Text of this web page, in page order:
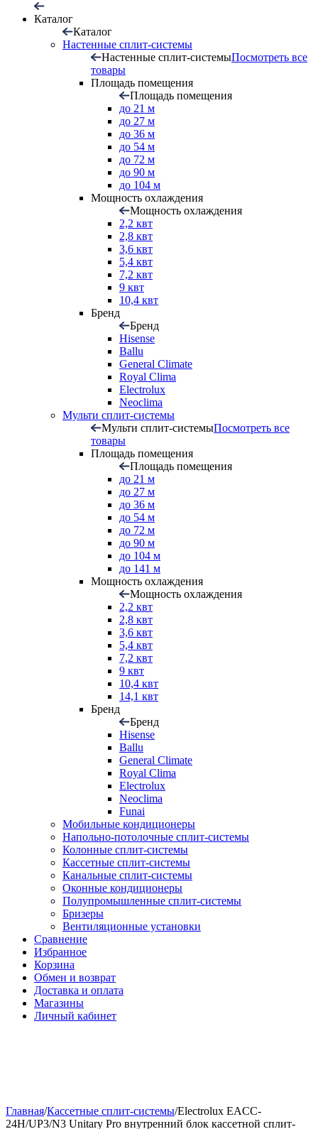
Каталог
Каталог
Настенные сплит-системы
Настенные сплит-системыПосмотреть все
товары
Площадь помещения
Площадь помещения
до 21 м
до 27 м
до 36 м
до 54 м
до 72 м
до 90 м
до 104 м
Мощность охлаждения
Мощность охлаждения
2,2 квт
2,8 квт
3,6 квт
5,4 квт
7,2 квт
9 квт
10,4 квт
Бренд
Бренд
Hisense
Ballu
General Climate
Royal Clima
Electrolux
Neoclima
Мульти сплит-системы
Мульти сплит-системыПосмотреть все
товары
Площадь помещения
Площадь помещения
до 21 м
до 27 м
до 36 м
до 54 м
до 72 м
до 90 м
до 104 м
до 141 м
Мощность охлаждения
Мощность охлаждения
2,2 квт
2,8 квт
3,6 квт
5,4 квт
7,2 квт
9 квт
10,4 квт
14,1 квт
Бренд
Бренд
Hisense
Ballu
General Climate
Royal Clima
Electrolux
Neoclima
Funai
Мобильные кондиционеры
Напольно-потолоч​ные ​сплит-системы
Колонные ​​сплит-системы
Кассетные сплит-системы
Канальные сплит-системы
Оконные кондиционеры
Полупромышленные сплит-системы
Бризеры
Вентиляционные установки
Сравнение
Избранное
Корзина
Обмен и возврат
Доставка и оплата
Магазины
Личный кабинет
Главная/Кассетные сплит-системы/Electrolux EACC-
24H/UP3/N3 Unitary Pro внутренний блок кассетной сплит-